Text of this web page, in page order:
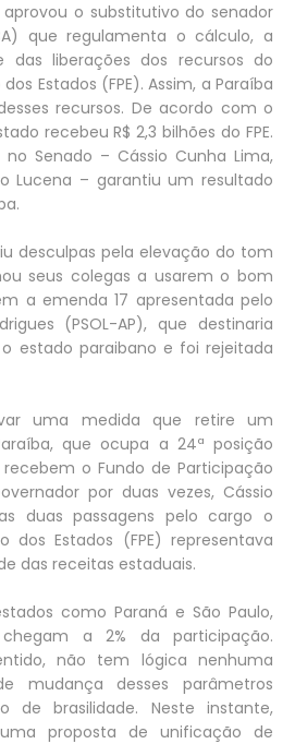
aprovou o substitutivo do senador
que regulamenta o cálculo, a
liberações dos recursos do
Estados (FPE). Assim, a Paraíba
recursos. De acordo com o
recebeu R$ 2,3 bilhões do FPE.
Senado – Cássio Cunha Lima,
Lucena – garantiu um resultado
desculpas pela elevação do tom
seus colegas a usarem o bom
a emenda 17 apresentada pelo
(PSOL-AP), que destinaria
estado paraibano e foi rejeitada
uma medida que retire um
que ocupa a 24ª posição
o Fundo de Participação
por duas vezes, Cássio
duas passagens pelo cargo o
dos Estados (FPE) representava
das receitas estaduais.
como Paraná e São Paulo,
a 2% da participação.
não tem lógica nenhuma
mudança desses parâmetros
de brasilidade. Neste instante,
proposta de unificação de